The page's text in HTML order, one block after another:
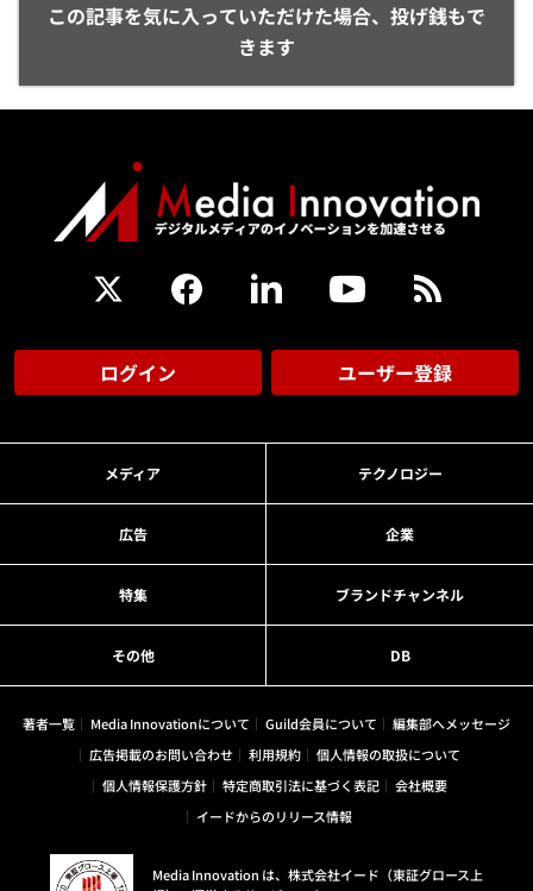
この記事を気に入っていただけた場合、投げ銭もで
きます
ログイン ユーザー登録
メディア テクノロジー
広告 企業
特集 ブランドチャンネル
その他 DB
著者一覧 Media Innovationについて Guild会員について
編集部へメッセージ
広告掲載のお問い合わせ
利用規約
個人情報の取扱について
個人情報保護方針
特定商取引法に基づく表記
会社概要
イードからのリリース情報
Media Innovation は、株式会社イード（東証グロース上